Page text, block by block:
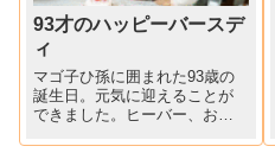
93才のハッピーバースデ
ィ
マゴ子ひ孫に囲まれた93歳の
誕生日。元気に迎えることが
できました。ヒーバー、おめ